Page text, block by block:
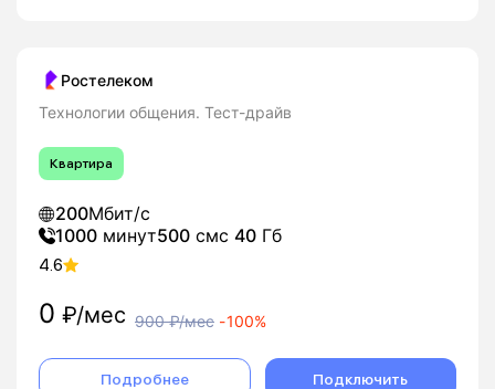
Ростелеком
Технологии общения. Тест-драйв
Квартира
200Мбит/с
1000 минут500 смс 40 Гб
4.6
0 ₽/мес 900₽/мес -100%
Подробнее Подключить